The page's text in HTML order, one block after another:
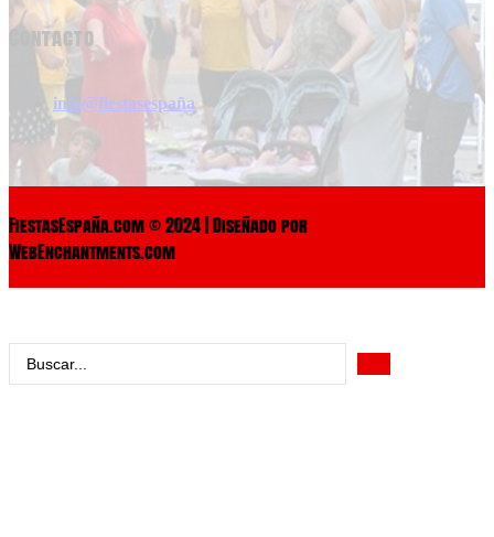
Contacto
info@fiestasespaña
FiestasEspaña.com © 2024 | Diseñado por
WebEnchantments.com